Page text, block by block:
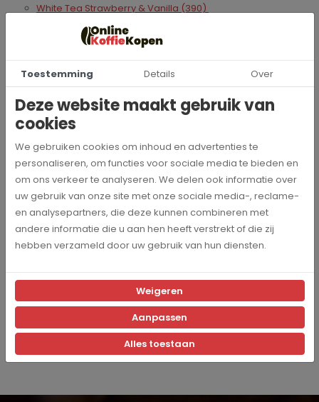
White Tea Strawberry & Vanilla (390)
Green Tea Sencha & Matcha (38)
Green Tea Pomegranate & cinnamon (24)
Specificaties
PRO-BRA-ORG
Merk Bradley's
Leaflet Bradley's Organic tea
Toestemming Details Over
Deze website maakt gebruik van
cookies
We gebruiken cookies om inhoud en advertenties te
personaliseren, om functies voor sociale media te bieden en
om ons verkeer te analyseren. We delen ook informatie over
uw gebruik van onze site met onze sociale media-, reclame-
en analysepartners, die deze kunnen combineren met
andere informatie die u aan hen heeft verstrekt of die zij
hebben verzameld door uw gebruik van hun diensten.
Weigeren
Aanpassen
Alles toestaan